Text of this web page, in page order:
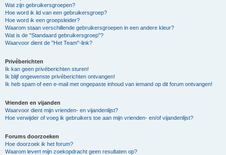
Wat zijn gebruikersgroepen?
Hoe word ik lid van een gebruikersgroep?
Hoe word ik een groepsleider?
Waarom staan verschillende gebruikersgroepen in een andere kleur?
Wat is de "Standaard gebruikersgroep"?
Waarvoor dient de "Het Team"-link?
Privéberichten
Ik kan geen privéberichten sturen!
Ik blijf ongewenste privéberichten ontvangen!
Ik heb spam of een e-mail met ongepaste inhoud van iemand op dit forum ontvangen!
Vrienden en vijanden
Waarvoor dient mijn vrienden- en vijandenlijst?
Hoe verwijder of voeg ik gebruikers toe aan mijn vrienden- en/of vijandenlijst?
Forums doorzoeken
Hoe doorzoek ik het forum?
Waarom levert mijn zoekopdracht geen resultaten op?